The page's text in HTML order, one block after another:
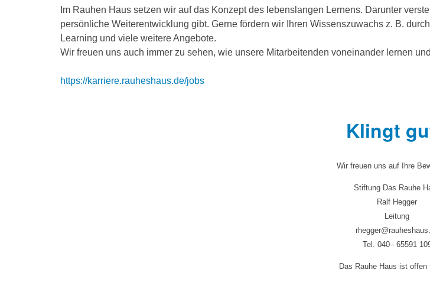
Im Rauhen Haus setzen wir auf das Konzept des lebenslangen Lernens. Darunter
persönliche Weiterentwicklung gibt. Gerne fördern wir Ihren Wissenszuwachs z. B.
Learning und viele weitere Angebote.
Wir freuen uns auch immer zu sehen, wie unsere Mitarbeitenden voneinander lernen
https://karriere.rauheshaus.de/jobs
Klingt
Wir freuen uns auf Ihre
Stiftung Das Rauhe
Ralf Hegger
Leitung
Tel. 040– 65591
Das Rauhe Haus ist offen